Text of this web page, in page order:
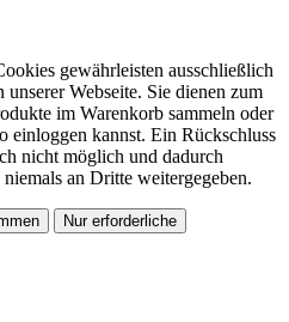
gewährleisten ausschließlich
Webseite. Sie dienen zum
im Warenkorb sammeln oder
einloggen kannst. Ein Rückschluss
nicht möglich und dadurch
an Dritte weitergegeben.
Nur erforderliche